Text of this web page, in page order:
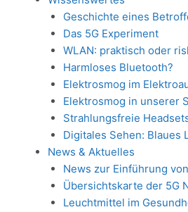
Geschichte eines
Das 5G Experiment
WLAN: praktisch oder
Harmloses Bluetooth?
Elektrosmog im
Elektrosmog in unserer
Strahlungsfreie
Digitales Sehen: Blaues
News & Aktuelles
News zur Einführung
Übersichtskarte der 5G
Leuchtmittel im